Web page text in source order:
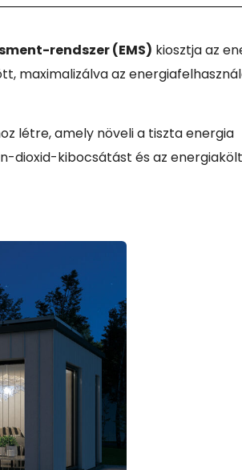
rendszer (EMS) kiosztja az
maximalizálva az
létre, amely növeli a tiszta energia
dioxid-kibocsátást és az